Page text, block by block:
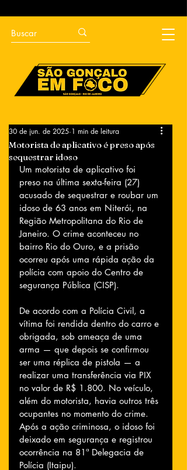
Motorista de aplicativo é preso após
sequestrar idoso
30 de jun. de 2025 1 min de leitura
Um motorista de aplicativo foi
preso na última sexta-feira (27)
acusado de sequestrar e roubar um
idoso de 63 anos em Niterói, na
Região Metropolitana do Rio de
Janeiro. O crime aconteceu no
bairro Rio do Ouro, e a prisão
ocorreu após uma rápida ação da
polícia com apoio do Centro de
segurança Pública (CISP).
De acordo com a Polícia Civil, a
vítima foi rendida dentro do carro e
obrigada, sob ameaça de uma
arma — que depois se confirmou
ser uma réplica de pistola — a
realizar uma transferência via PIX
no valor de R$ 1.800. No veículo,
além do motorista, havia outros três
ocupantes no momento do crime.
Após a ação criminosa, o idoso foi
deixado em segurança e registrou
ocorrência na 81ª Delegacia de
Polícia (Itaipu).